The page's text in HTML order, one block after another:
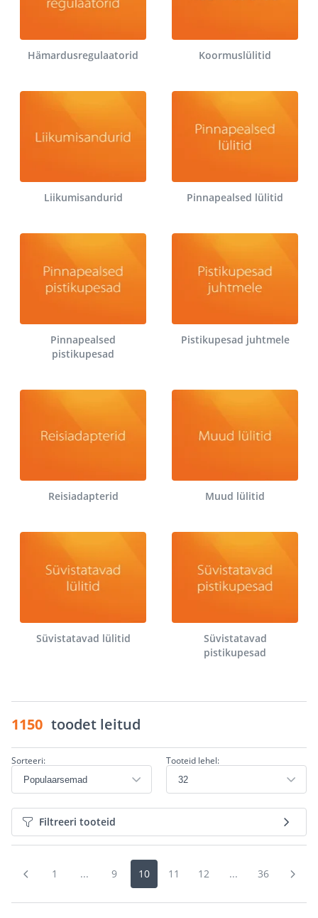
Hämardusregulaatorid Koormuslülitid
Liikumisandurid Pinnapealsed lülitid
Pinnapealsed
pistikupesad
Pistikupesad juhtmele
Reisiadapterid Muud lülitid
Süvistatavad lülitid
Süvistatavad
pistikupesad
1150 toodet leitud
Sorteeri: Tooteid lehel:
Filtreeri tooteid
1 ... 9 10 11 12 ... 36